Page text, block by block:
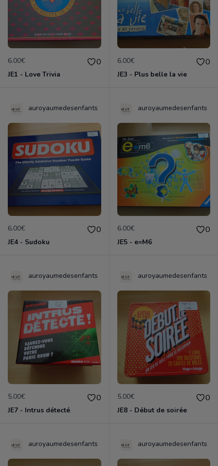
6.00€ 0
JE1 - Love Trivia
6.00€ 0
JE3 - Plus belle la vie
auroyaumedesenfants
6.00€ 0
JE4 - Sudoku
auroyaumedesenfants
6.00€ 0
JE5 - e=M6
auroyaumedesenfants
5.00€ 0
JE7 - Intrus détecté
auroyaumedesenfants
5.00€ 0
JE8 - Début de soirée
auroyaumedesenfants auroyaumedesenfants